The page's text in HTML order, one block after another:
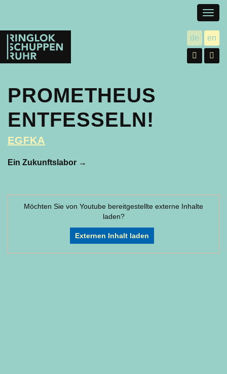
Ringlokschuppen
Ruhr
de utsch
en
PROMETHEUS
ENTFESSELN!
EGFKA
Ein Zukunftslabor →
Möchten Sie von Youtube bereitgestellte externe Inhalte
laden?
Externen Inhalt laden